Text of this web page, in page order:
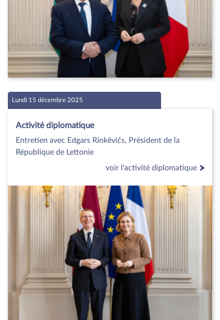
Lundi 15 décembre 2025
Activité diplomatique
Entretien avec Edgars Rinkēvičs, Président de la
République de Lettonie
voir l'activité diplomatique